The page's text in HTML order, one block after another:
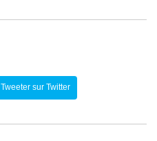
Tweeter sur Twitter